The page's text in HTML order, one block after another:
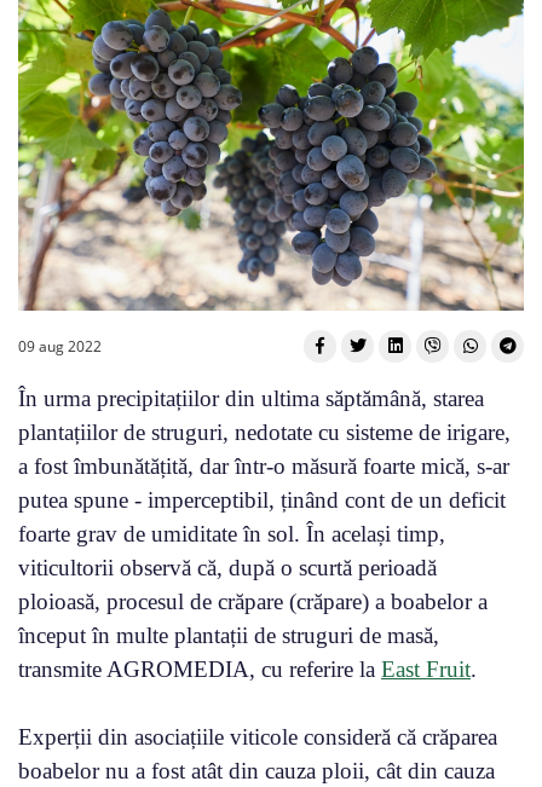
09 aug 2022
În urma precipitațiilor din ultima săptămână, starea
plantațiilor de struguri, nedotate cu sisteme de irigare,
a fost îmbunătățită, dar într-o măsură foarte mică, s-ar
putea spune - imperceptibil, ținând cont de un deficit
foarte grav de umiditate în sol. În același timp,
viticultorii observă că, după o scurtă perioadă
ploioasă, procesul de crăpare (crăpare) a boabelor a
început în multe plantații de struguri de masă,
transmite AGROMEDIA, cu referire la East Fruit.
Experții din asociațiile viticole consideră că crăparea
boabelor nu a fost atât din cauza ploii, cât din cauza